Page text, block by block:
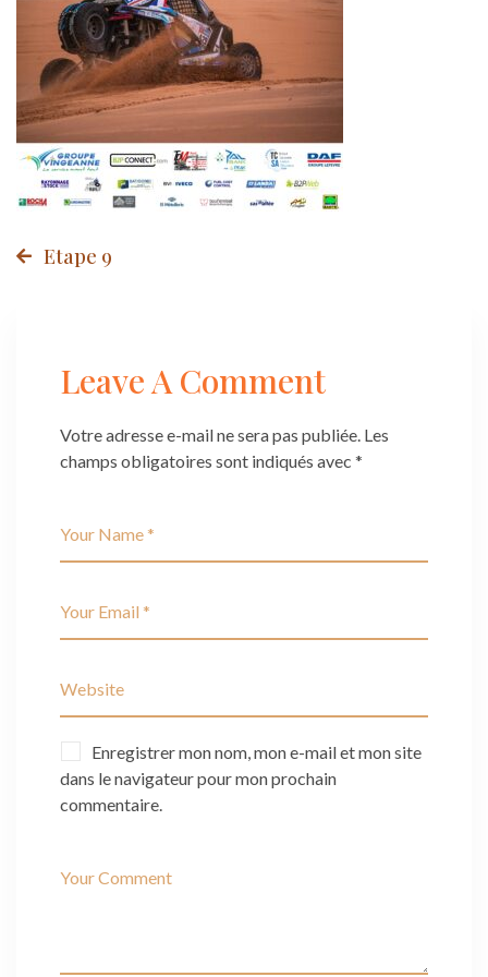
Post
Etape 9
Leave A Comment
Votre adresse e-mail ne sera pas publiée. Les
champs obligatoires sont indiqués avec *
Enregistrer mon nom, mon e-mail et mon site
dans le navigateur pour mon prochain
commentaire.